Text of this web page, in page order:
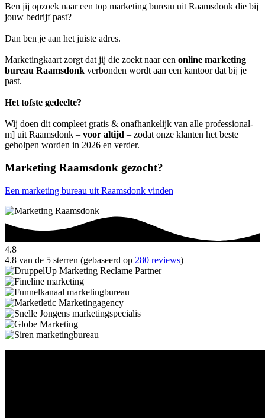
Ben jij opzoek naar een top marketing bureau uit Raamsdonk die bij
jouw bedrijf past?
Dan ben je aan het juiste adres.
Marketingkaart zorgt dat jij die zoekt naar een online marketing
bureau Raamsdonk verbonden wordt aan een kantoor dat bij je
past.
Het tofste gedeelte?
Wij doen dit compleet gratis & onafhankelijk van alle professional-
m] uit Raamsdonk – voor altijd – zodat onze klanten het beste
geholpen worden in 2026 en verder.
Marketing Raamsdonk gezocht?
Een marketing bureau uit Raamsdonk vinden
4.8
4.8 van de 5 sterren (gebaseerd op 280 reviews)